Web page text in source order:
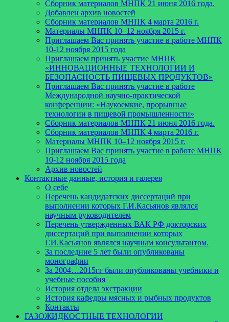
Сборник материалов МНПК 21 июня 2016 года.
Добавлен архив новостей
Cборник материалов МНПК 4 марта 2016 г.
Материалы МНПК 10–12 ноября 2015 г.
Приглашаем Вас принять участие в работе МНПК
10-12 ноября 2015 года
Приглашаем принять участие МНПК
«ИННОВАЦИОННЫЕ ТЕХНОЛОГИИ И
БЕЗОПАСНОСТЬ ПИЩЕВЫХ ПРОДУКТОВ»
Приглашаем Вас принять участие в работе
Международной научно-практической
конференции: «Наукоемкие, прорывные
технологии в пищевой промышленности»
Сборник материалов МНПК 21 июня 2016 года.
Cборник материалов МНПК 4 марта 2016 г.
Материалы МНПК 10–12 ноября 2015 г.
Приглашаем Вас принять участие в работе МНПК
10-12 ноября 2015 года
Архив новостей
Контактные данные, история и галерея
О себе
Перечень кандидатских диссертаций при
выполнении которых Г.И.Касьянов являлся
научным руководителем
Перечень утвержденных ВАК РФ докторских
диссертаций при выполнении которых
Г.И.Касьянов являлся научным консультантом.
За последние 5 лет были опубликованы
монографии
За 2004…2015гг были опубликованы учебники и
учебные пособия
История отдела экстракции
История кафедры мясных и рыбных продуктов
Контакты
ГАЗОЖИДКОСТНЫЕ ТЕХНОЛОГИИ